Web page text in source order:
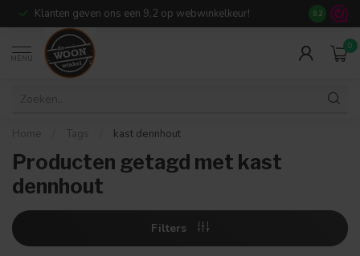
Klanten geven ons een 9,2 op webwinkelkeur! Meer dan
9.2
MENU
0
Home Tags kast dennhout
Producten getagd met kast
dennhout
Filters